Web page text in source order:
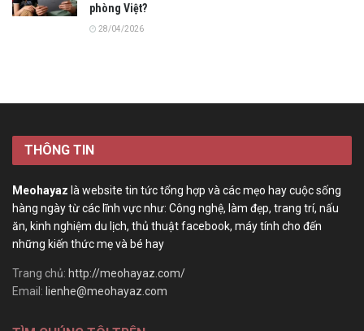
phòng Việt?
28/04/2026
THÔNG TIN
Meohayaz là website tin tức tổng hợp và các mẹo hay cuộc sống
hàng ngày từ các lĩnh vực như: Công nghệ, làm đẹp, trang trí, nấu
ăn, kinh nghiệm du lịch, thủ thuật facebook, máy tính cho đến
những kiến thức mẹ và bé hay
Trang chủ: http://meohayaz.com/
Email: lienhe@meohayaz.com